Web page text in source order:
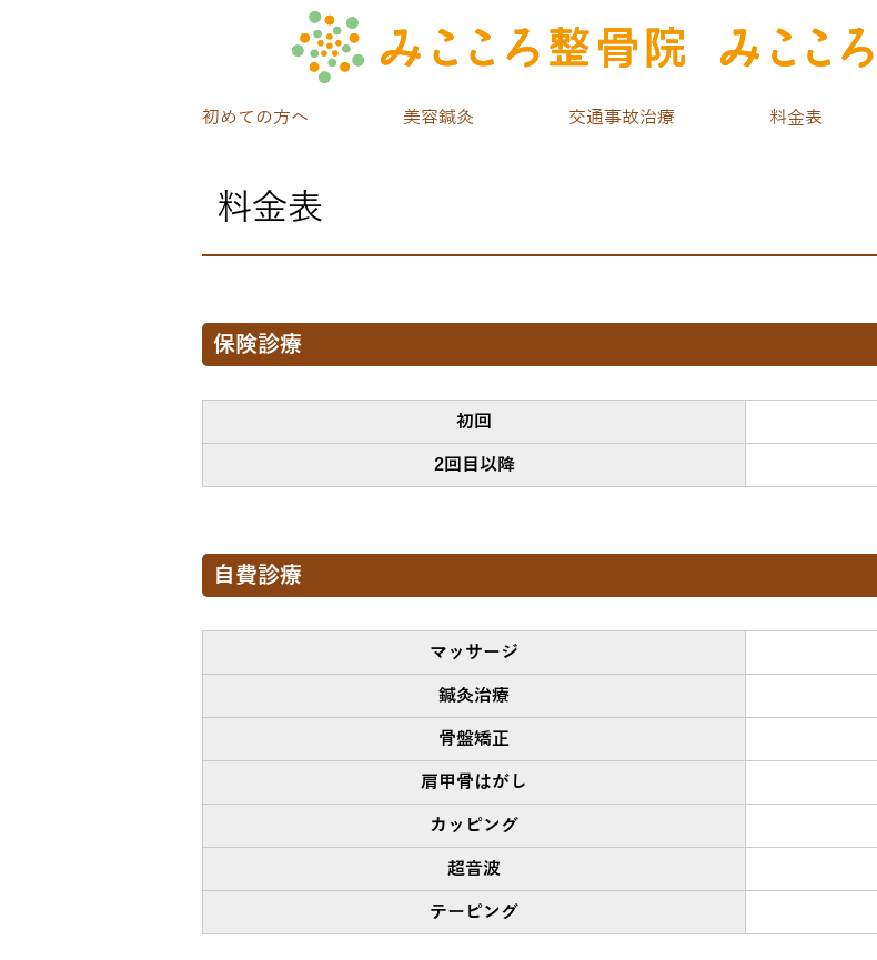
初めての方へ 美容鍼灸 交通事故治療 料金表
料金表
保険診療
初回
2回目以降
自費診療
マッサージ
鍼灸治療
骨盤矯正
肩甲骨はがし
カッピング
超音波
テーピング